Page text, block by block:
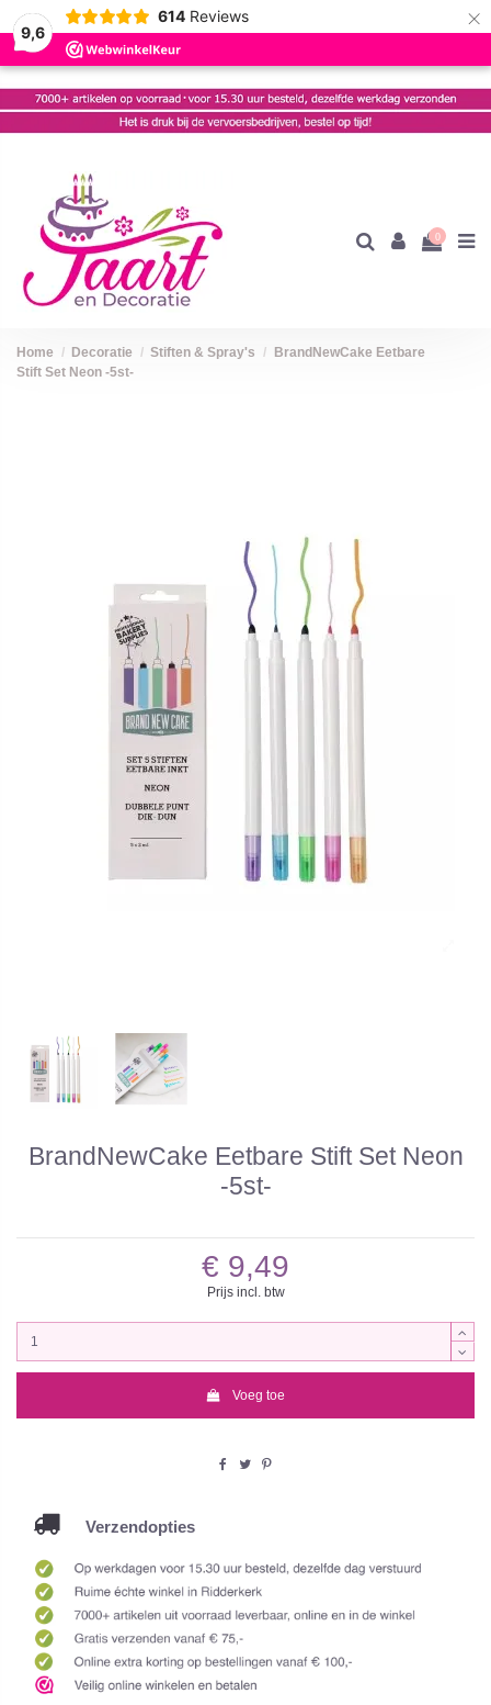
9,6
614 Reviews ×
0
Home Decoratie Stiften & Spray's
BrandNewCake Eetbare
Stift Set Neon -5st-
BrandNewCake Eetbare Stift Set Neon
-5st-
€ 9,49
Prijs incl. btw
Voeg toe
Verzendopties